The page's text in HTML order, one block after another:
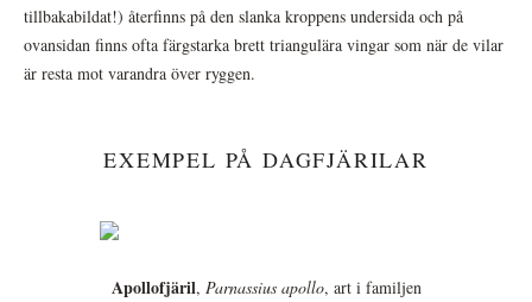
tillbakabildat!) återfinns på den slanka kroppens undersida och på
ovansidan finns ofta färgstarka brett triangulära vingar som när de vilar
är resta mot varandra över ryggen.
EXEMPEL PÅ DAGFJÄRILAR
Apollofjäril, Parnassius apollo, art i familjen